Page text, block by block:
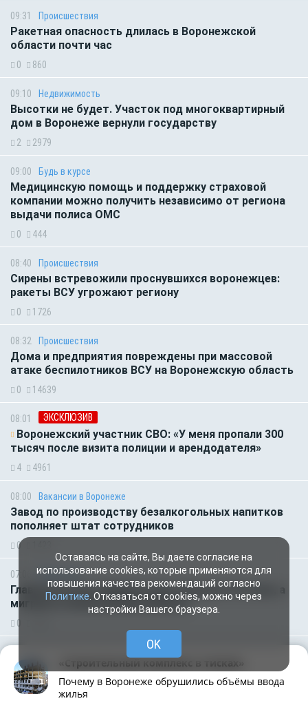
09:31 Происшествия
Ракетная опасность длилась в Воронежской
области почти час
0 860
09:10 Недвижимость
Высотки не будет. Участок под многоквартирный
дом в Воронеже вернули государству
2 2979
09:00 Будь в курсе
Медицинскую помощь и поддержку страховой
компании можно получить независимо от региона
выдачи полиса ОМС
0 444
08:40 Происшествия
Сирены встревожили проснувшихся воронежцев:
ракеты ВСУ угрожают региону
0 1726
08:32 Происшествия
Дома и предприятия повреждены при массовой
атаке беспилотников ВСУ на Воронежскую область
0 14639
08:01 ЭКСКЛЮЗИВ
Воронежский участник СВО: «У меня пропали 300
тысяч после визита полиции и арендодателя»
4 4961
08:00 Вакансии в Воронеже
Завод по производству безалкогольных напитков
пополняет штат сотрудников
0
07:06 Общество
Главное за ночь. Макрон хочет наказать Россию, а
мигранты изнасиловали ребёнка
0
Тревожно среди ночи в Воронеже зазвучали сирены,
предупреждая о ракетной опасности
«Строительный комплекс в тисках»
Почему в Воронеже обрушились объёмы ввода
жилья
Оставаясь на сайте, Вы даете согласие на
использование cookies, которые применяются для
повышения качества рекомендаций согласно
Политике . Отказаться от cookies, можно через
настройки Вашего браузера.
OK